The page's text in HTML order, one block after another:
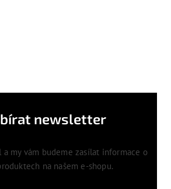
newsletter
my vám budeme zasílat informace o
na našem e-shopu.